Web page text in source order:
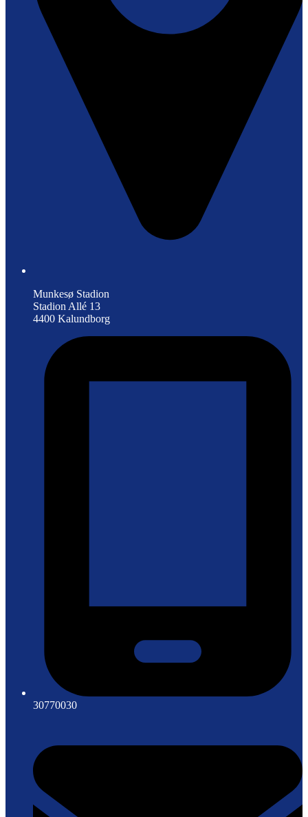
Munkesø Stadion
Stadion Allé 13
4400 Kalundborg
30770030